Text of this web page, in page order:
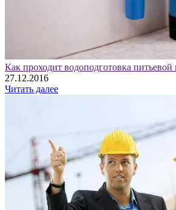
Как проходит водоподготовка питьевой
27.12.2016
Читать далее